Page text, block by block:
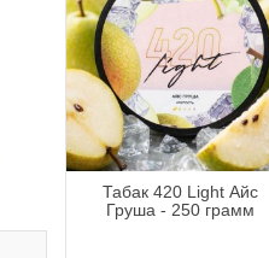
Табак 420 Light Айс
Груша - 250 грамм